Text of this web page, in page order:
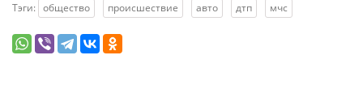
Тэги: общество происшествие авто дтп мчс